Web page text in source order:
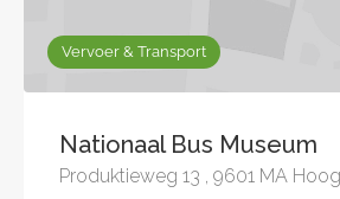
Vervoer & Transport
Nationaal Bus Museum
Produktieweg 13 , 9601 MA